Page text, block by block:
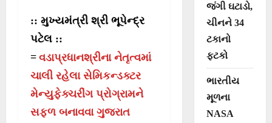
:: મુખ્યમંત્રી શ્રી ભૂપેન્દ્ર
પટેલ ::
= વડાપ્રધાનશ્રીના નેતૃત્વમાં
ચાલી રહેલા સેમિકન્‍ડક્ટર
મેન્યુફેક્ચરીંગ પ્રોગ્રામને
સફળ બનાવવા ગુજરાત
જંગી ઘટાડો,
ચીનને 34
ટકાનો
ફટકો
ભારતીય
મૂળના
NASA